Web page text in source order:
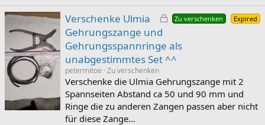
G
s
p
r
r
t
Zu verschenken Expired
Verschenke Ulmia
Gehrungszange und
Gehrungsspannringe als
unabgestimmtes Set ^^
petermitoe Zu verschenken
Verschenke die Ulmia Gehrungszange mit 2
Spannseiten Abstand ca 50 und 90 mm und
Ringe die zu anderen Zangen passen aber nicht
für diese Zange...